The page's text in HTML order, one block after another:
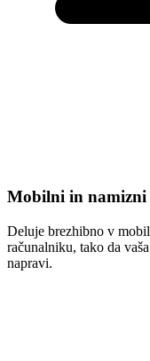
Mobilni in
Deluje brezhibno v
računalniku, tako da
napravi.